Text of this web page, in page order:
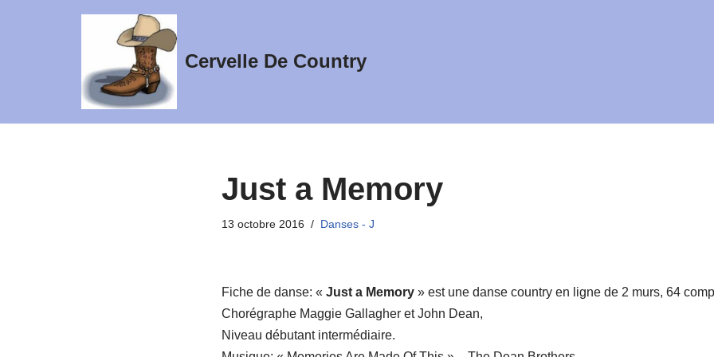
Cervelle De Country
Just a Memory
13 octobre 2016 Danses - J
Fiche de danse: « Just a Memory» est une danse country en ligne de 2 murs, 64
Chorégraphe Maggie Gallagher et John Dean,
Niveau débutant intermédiaire.